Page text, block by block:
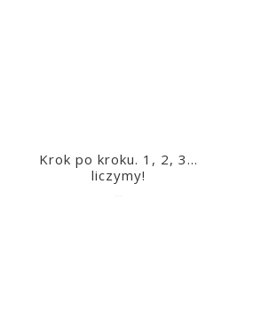
Krok po kroku. 1, 2, 3…
liczymy!